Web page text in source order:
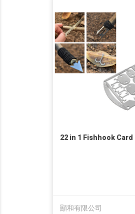
22 in 1 Fishhook Card
顯和有限公司